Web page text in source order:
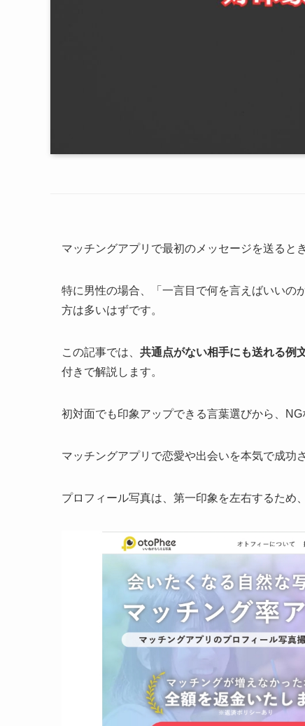
マッチングアプリで最初のメッセージを送ると
特に男性の場合、「一言目で何を言えばいいの
方は多いはずです。
この記事では、 共通点がない相手にも送れる例
付きで解説します。
初対面でも印象アップできる言葉選びから、NG
マッチングアプリで恋愛や出会いを本気で成功
プロフィール写真は、第一印象を左右するため